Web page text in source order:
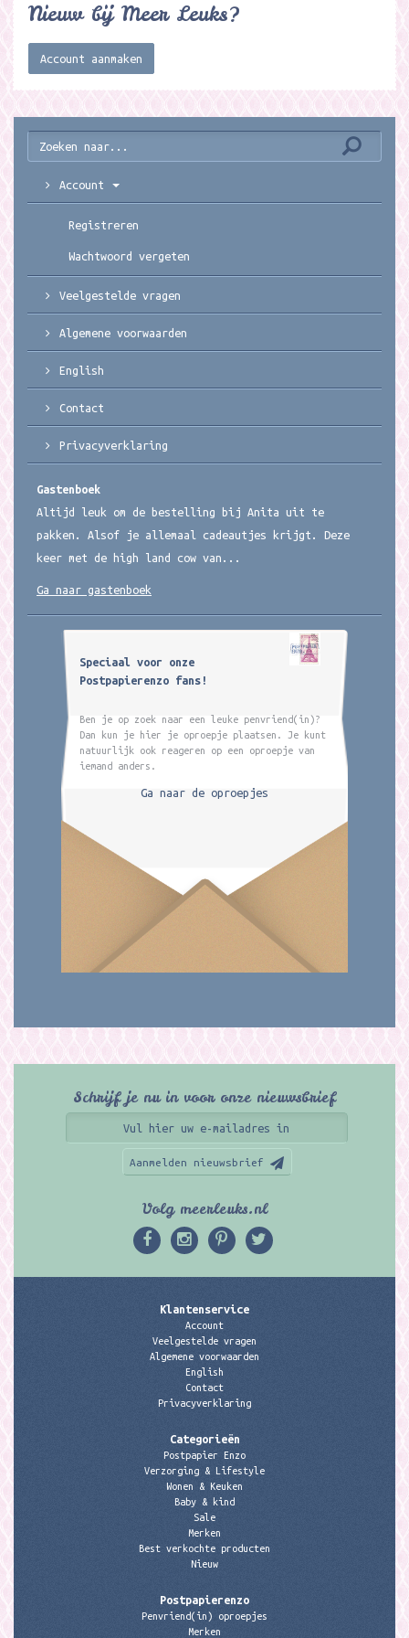
Nieuw bij Meer Leuks?
Account aanmaken
Account
Registreren
Wachtwoord vergeten
Veelgestelde vragen
Algemene voorwaarden
English
Contact
Privacyverklaring
Gastenboek
Altijd leuk om de bestelling bij Anita uit te
pakken. Alsof je allemaal cadeautjes krijgt. Deze
keer met de high land cow van...
Ga naar gastenboek
Speciaal voor onze
Postpapierenzo fans!
Ben je op zoek naar een leuke penvriend(in)?
Dan kun je hier je oproepje plaatsen. Je kunt
natuurlijk ook reageren op een oproepje van
iemand anders.
Ga naar de oproepjes
Schrijf je nu in voor onze nieuwsbrief
Aanmelden nieuwsbrief
Volg meerleuks.nl
Klantenservice
Account
Veelgestelde vragen
Algemene voorwaarden
English
Contact
Privacyverklaring
Categorieën
Postpapier Enzo
Verzorging & Lifestyle
Wonen & Keuken
Baby & kind
Sale
Merken
Best verkochte producten
Nieuw
Postpapierenzo
Penvriend(in) oproepjes
Merken